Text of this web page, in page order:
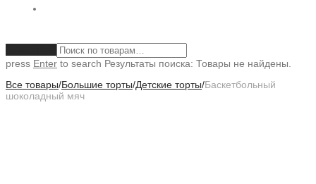
press Enter to search Результаты поиска: Товары не найдены.
Все товары/Большие торты/Детские торты/Баскетбольный
шоколадный мяч